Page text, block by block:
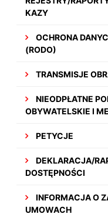
KAZY
OCHRONA
(RODO)
TRANSMISJE
NIEODPŁATNE
OBYWATELSKIE I
PETYCJE
DEKLARACJA/
DOSTĘPNOŚCI
INFORMACJA O
UMOWACH